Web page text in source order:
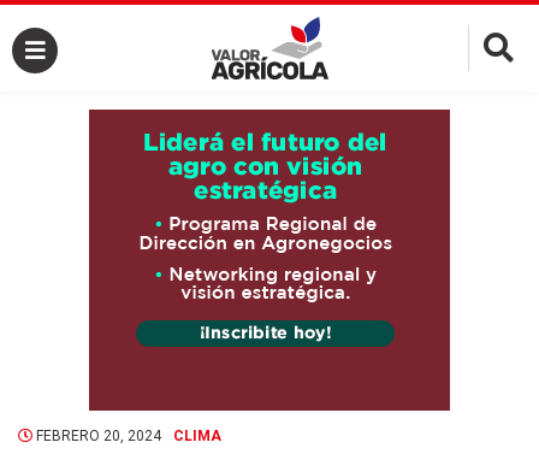
×
FEBRERO 20, 2024 CLIMA